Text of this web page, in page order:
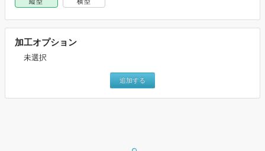
加工オプション
未選択
追加する